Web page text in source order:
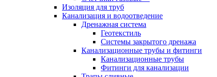
Изоляция для труб
Канализация и водоотведение
Дренажная система
Геотекстиль
Системы закрытого дренажа
Канализационные трубы и фитинги
Канализационные трубы
Фитинги для канализации